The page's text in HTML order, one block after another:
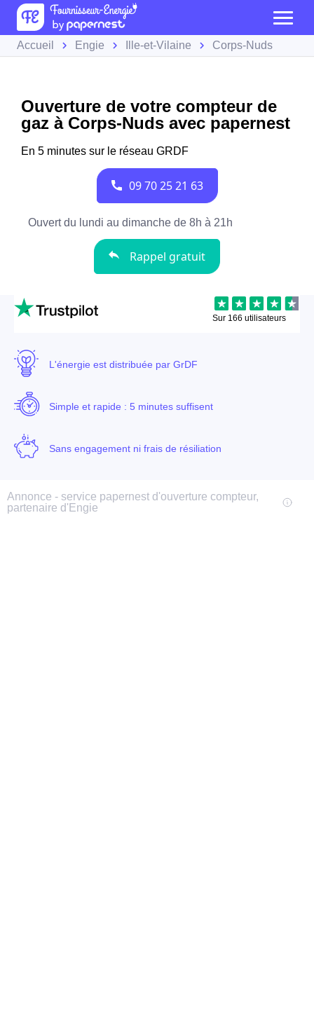
Accueil Engie Ille-et-Vilaine Corps-Nuds